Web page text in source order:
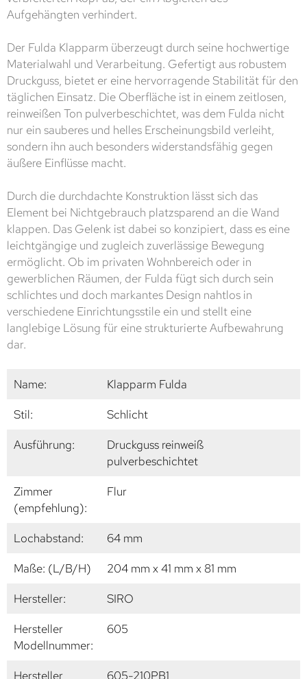
Aufgehängten verhindert.
Der Fulda Klapparm überzeugt durch seine hochwertige
Materialwahl und Verarbeitung. Gefertigt aus robustem
Druckguss, bietet er eine hervorragende Stabilität für den
täglichen Einsatz. Die Oberfläche ist in einem zeitlosen,
reinweißen Ton pulverbeschichtet, was dem Fulda nicht
nur ein sauberes und helles Erscheinungsbild verleiht,
sondern ihn auch besonders widerstandsfähig gegen
äußere Einflüsse macht.
Durch die durchdachte Konstruktion lässt sich das
Element bei Nichtgebrauch platzsparend an die Wand
klappen. Das Gelenk ist dabei so konzipiert, dass es eine
leichtgängige und zugleich zuverlässige Bewegung
ermöglicht. Ob im privaten Wohnbereich oder in
gewerblichen Räumen, der Fulda fügt sich durch sein
schlichtes und doch markantes Design nahtlos in
verschiedene Einrichtungsstile ein und stellt eine
langlebige Lösung für eine strukturierte Aufbewahrung
dar.
Name:
Klapparm Fulda
Stil:
Schlicht
Ausführung:
Druckguss reinweiß
pulverbeschichtet
Zimmer
(empfehlung):
Flur
Lochabstand:
64 mm
Maße: (L/B/H)
204 mm x 41 mm x 81 mm
Hersteller:
SIRO
Hersteller
Modellnummer:
605
Hersteller
605-210PB1